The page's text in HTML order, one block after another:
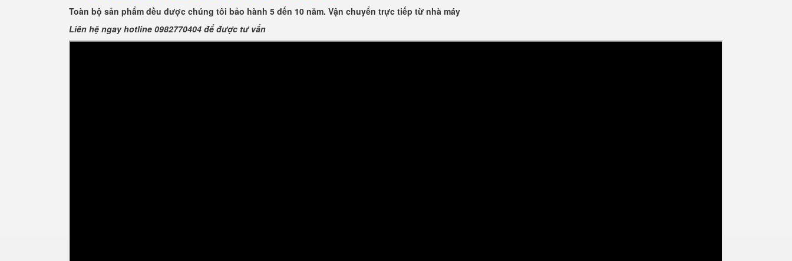
Toàn bộ sản phẩm đều được chúng tôi bảo hành 5 đến 10 năm. Vận chuyển trực tiếp từ nhà máy
Liên hệ ngay hotline 0982770404 để được tư vấn